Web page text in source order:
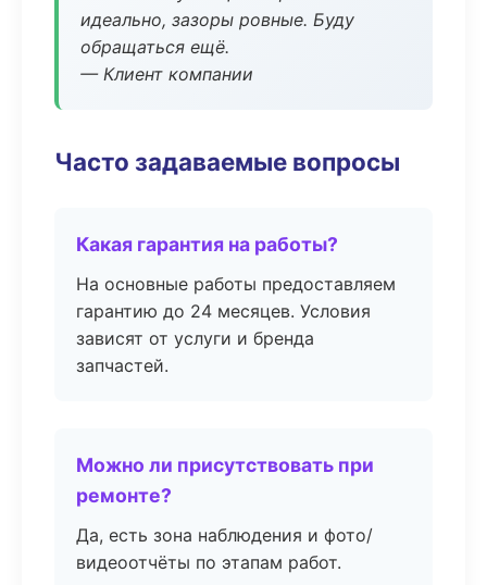
идеально, зазоры ровные. Буду
обращаться ещё.
— Клиент компании
Часто задаваемые вопросы
Какая гарантия на работы?
На основные работы предоставляем
гарантию до 24 месяцев. Условия
зависят от услуги и бренда
запчастей.
Можно ли присутствовать при
ремонте?
Да, есть зона наблюдения и фото/
видеоотчёты по этапам работ.